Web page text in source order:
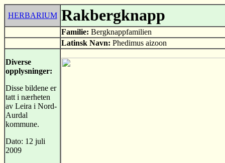
HERBARIUM Rakbergknapp
Familie: Bergknappfamilien
Latinsk Navn: Phedimus aizoon
Diverse
opplysninger:
Disse bildene er
tatt i nærheten
av Leira i Nord-
Aurdal
kommune.
Dato: 12 juli
2009